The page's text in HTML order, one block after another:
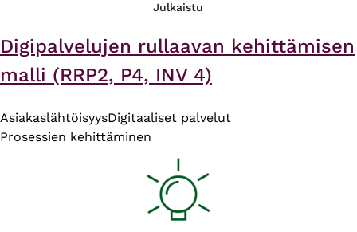
Julkaistu
Digipalvelujen rullaavan kehittämisen
malli (RRP2, P4, INV 4)
AsiakaslähtöisyysDigitaaliset palvelut
Prosessien kehittäminen